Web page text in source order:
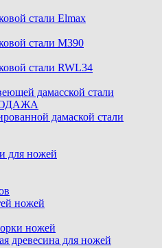
стали Elmax
стали M390
стали RWL34
дамасской стали
дамаской стали
для ножей
ножей
ножей
древесина для ножей